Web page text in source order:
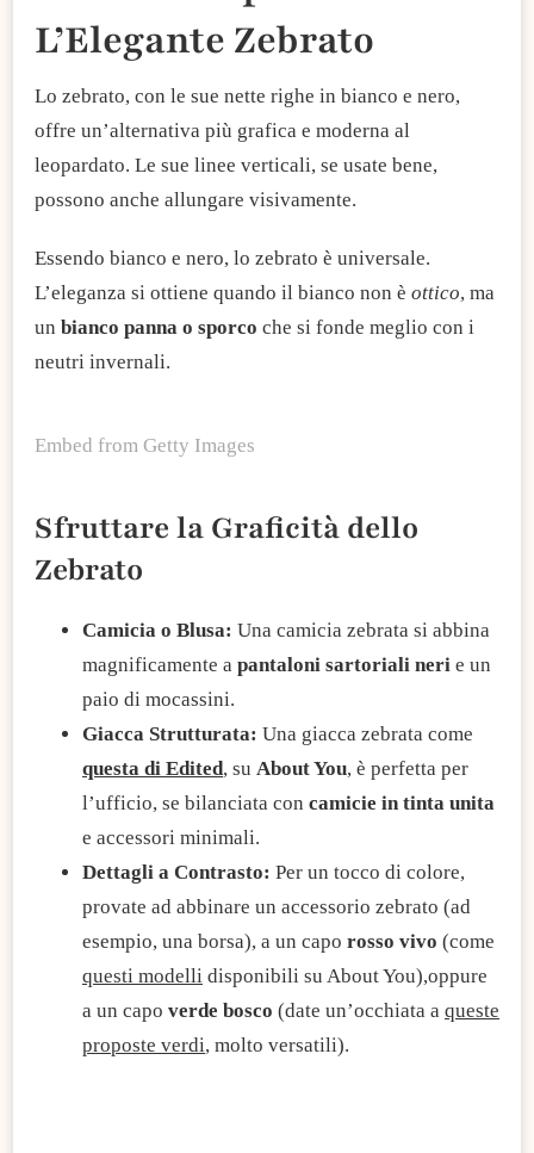
L’Elegante Zebrato
Lo zebrato, con le sue nette righe in bianco e nero,
offre un’alternativa più grafica e moderna al
leopardato. Le sue linee verticali, se usate bene,
possono anche allungare visivamente.
Essendo bianco e nero, lo zebrato è universale.
L’eleganza si ottiene quando il bianco non è ottico, ma
un bianco panna o sporco che si fonde meglio con i
neutri invernali.
Embed from Getty Images
Sfruttare la Graficità dello
Zebrato
Camicia o Blusa: Una camicia zebrata si abbina
magnificamente a pantaloni sartoriali neri e un
paio di mocassini.
Giacca Strutturata: Una giacca zebrata come
questa di Edited, su About You, è perfetta per
l’ufficio, se bilanciata con camicie in tinta unita
e accessori minimali.
Dettagli a Contrasto: Per un tocco di colore,
provate ad abbinare un accessorio zebrato (ad
esempio, una borsa), a un capo rosso vivo (come
questi modelli disponibili su About You),oppure
a un capo verde bosco (date un’occhiata a queste
proposte verdi, molto versatili).